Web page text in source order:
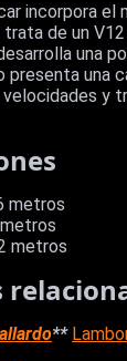
incorpora el
trata de un
una
presenta una
velocidades y
metros
metros
**